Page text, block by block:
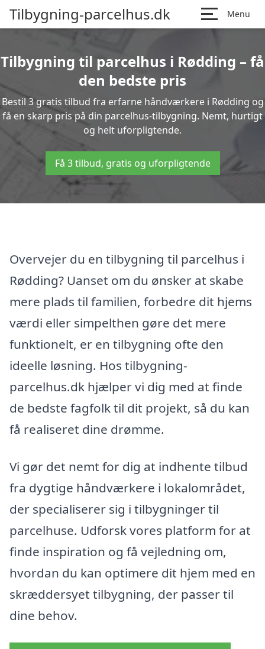
Tilbygning-parcelhus.dk Menu
Tilbygning til parcelhus i Rødding – få
den bedste pris
Bestil 3 gratis tilbud fra erfarne håndværkere i Rødding og
få en skarp pris på din parcelhus-tilbygning. Nemt, hurtigt
og helt uforpligtende.
Få 3 tilbud, gratis og uforpligtende
Overvejer du en tilbygning til parcelhus i
Rødding? Uanset om du ønsker at skabe
mere plads til familien, forbedre dit hjems
værdi eller simpelthen gøre det mere
funktionelt, er en tilbygning ofte den
ideelle løsning. Hos tilbygning-
parcelhus.dk hjælper vi dig med at finde
de bedste fagfolk til dit projekt, så du kan
få realiseret dine drømme.
Vi gør det nemt for dig at indhente tilbud
fra dygtige håndværkere i lokalområdet,
der specialiserer sig i tilbygninger til
parcelhuse. Udforsk vores platform for at
finde inspiration og få vejledning om,
hvordan du kan optimere dit hjem med en
skræddersyet tilbygning, der passer til
dine behov.